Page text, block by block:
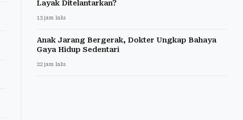
Layak Ditelantarkan?
13 jam lalu
Anak Jarang Bergerak, Dokter Ungkap Bahaya
Gaya Hidup Sedentari
22 jam lalu